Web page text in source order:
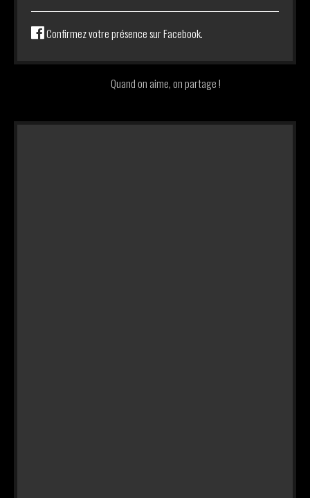
Confirmez votre présence sur Facebook.
Quand on aime, on partage !